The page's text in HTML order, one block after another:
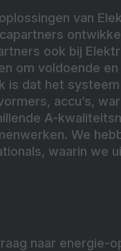
van
ook bij
om voldoende
is dat het
accu’s,
A-
We
waarin we
naar energie-